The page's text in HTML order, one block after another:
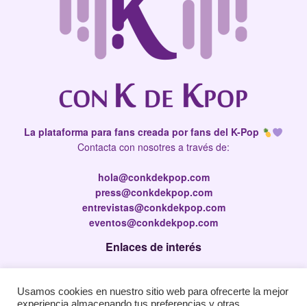
La plataforma para fans creada por fans del K-Pop
Contacta con nosotres a través de:
hola@conkdekpop.com
press@conkdekpop.com
entrevistas@conkdekpop.com
eventos@conkdekpop.com
Enlaces de interés
Política de privacidad
Usamos cookies en nuestro sitio web para ofrecerte la mejor